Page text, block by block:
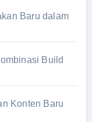
Baru dalam
Build
Konten Baru